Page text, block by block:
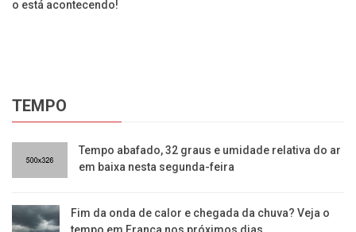
o está acontecendo!
TEMPO
​Tempo abafado, 32 graus e umidade relativa do ar
em baixa nesta segunda-feira
Fim da onda de calor e chegada da chuva? Veja o